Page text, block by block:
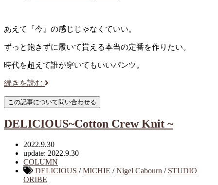
あえて『今』の感じじゃなくていい。
ずっと飽きずに履いて貰える本当の定番を作りたい。
時代を超えて誰が穿いてもいいパンツ。
続きを読む
DELICIOUS~Cotton Crew Knit ~
2022.9.30
update: 2022.9.30
COLUMN
DELICIOUS /MICHIE /Nigel Cabourn / STUDIO
ORIBE